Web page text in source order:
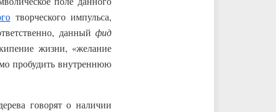
творческого импульса,
данный фид
жизни, «желание
пробудить внутреннюю
говорят о наличии